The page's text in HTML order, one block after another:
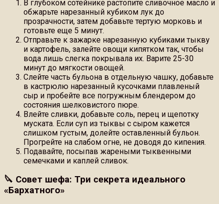
В глубоком сотейнике растопите сливочное масло и
обжарьте нарезанный кубиком лук до
прозрачности, затем добавьте тертую морковь и
готовьте еще 5 минут.
Отправьте к зажарке нарезанную кубиками тыкву
и картофель, залейте овощи кипятком так, чтобы
вода лишь слегка покрывала их. Варите 25-30
минут до мягкости овощей.
Слейте часть бульона в отдельную чашку, добавьте
в кастрюлю нарезанный кусочками плавленый
сыр и пробейте все погружным блендером до
состояния шелковистого пюре.
Влейте сливки, добавьте соль, перец и щепотку
муската. Если суп из тыквы с сыром кажется
слишком густым, долейте оставленный бульон.
Прогрейте на слабом огне, не доводя до кипения.
Подавайте, посыпав жареными тыквенными
семечками и каплей сливок.
🔪 Совет шефа: Три секрета идеального
«Бархатного»